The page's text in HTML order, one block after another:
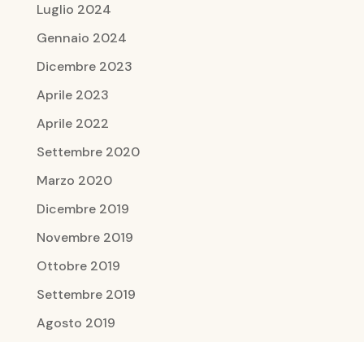
Luglio 2024
Gennaio 2024
Dicembre 2023
Aprile 2023
Aprile 2022
Settembre 2020
Marzo 2020
Dicembre 2019
Novembre 2019
Ottobre 2019
Settembre 2019
Agosto 2019